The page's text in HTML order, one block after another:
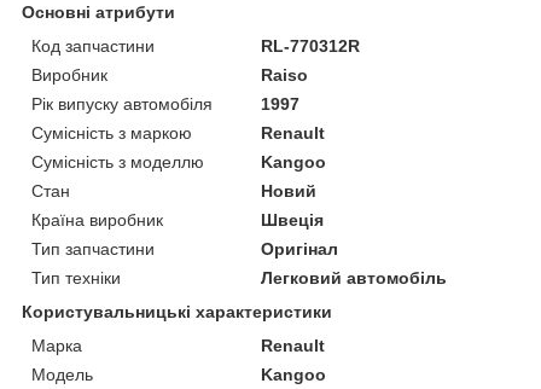
Основні атрибути
Код запчастини
RL-770312R
Виробник
Raiso
Рік випуску автомобіля
1997
Сумісність з маркою
Renault
Сумісність з моделлю
Kangoo
Стан
Новий
Країна виробник
Швеція
Тип запчастини
Оригінал
Тип техніки
Легковий автомобіль
Користувальницькі характеристики
Марка
Renault
Мoдель
Kangoo